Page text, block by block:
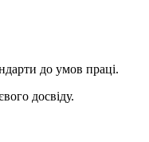
до умов праці.
досвіду.